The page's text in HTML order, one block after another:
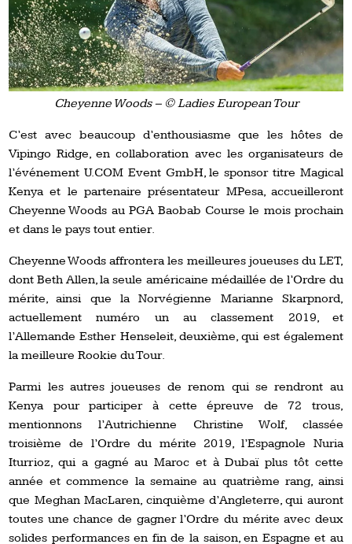
Cheyenne Woods – © Ladies European Tour
C’est avec beaucoup d’enthousiasme que les hôtes de
Vipingo Ridge, en collaboration avec les organisateurs de
l’événement U.COM Event GmbH, le sponsor titre Magical
Kenya et le partenaire présentateur MPesa, accueilleront
Cheyenne Woods au PGA Baobab Course le mois prochain
et dans le pays tout entier.
Cheyenne Woods affrontera les meilleures joueuses du LET,
dont Beth Allen, la seule américaine médaillée de l’Ordre du
mérite, ainsi que la Norvégienne Marianne Skarpnord,
actuellement numéro un au classement 2019, et
l’Allemande Esther Henseleit, deuxième, qui est également
la meilleure Rookie du Tour.
Parmi les autres joueuses de renom qui se rendront au
Kenya pour participer à cette épreuve de 72 trous,
mentionnons l’Autrichienne Christine Wolf, classée
troisième de l’Ordre du mérite 2019, l’Espagnole Nuria
Iturrioz, qui a gagné au Maroc et à Dubaï plus tôt cette
année et commence la semaine au quatrième rang, ainsi
que Meghan MacLaren, cinquième d’Angleterre, qui auront
toutes une chance de gagner l’Ordre du mérite avec deux
solides performances en fin de la saison, en Espagne et au